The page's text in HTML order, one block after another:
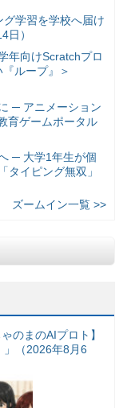
学習を学校へ届け
日）
年向けScratchプロ
ループ』＞
─ アニメーション
育ゲームポータル
─ 大学1年生が個
タイピング無双」
ズームイン一覧 >>
のまのAIプロト】
」（2026年8月6